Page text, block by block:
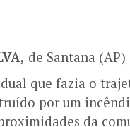
de Santana (AP)
que fazia o
por um
da